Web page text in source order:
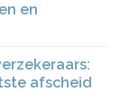
en
afscheid